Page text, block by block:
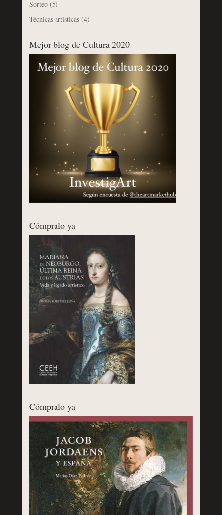
Sorteo(5)
Técnicas artísticas(4)
Mejor blog de Cultura 2020
Cómpralo ya
Cómpralo ya